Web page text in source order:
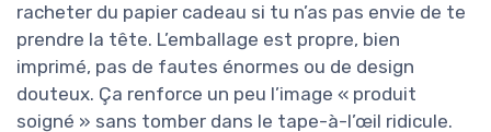
racheter du papier cadeau si tu n’as pas envie de te
prendre la tête. L’emballage est propre, bien
imprimé, pas de fautes énormes ou de design
douteux. Ça renforce un peu l’image « produit
soigné » sans tomber dans le tape-à-l’œil ridicule.